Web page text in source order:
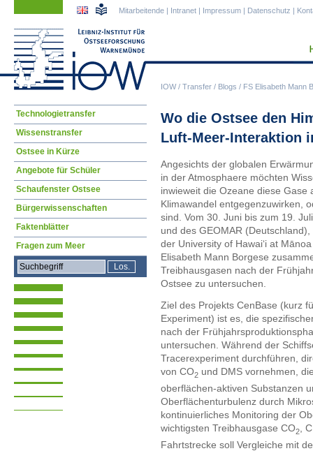
IOW/ Transfer / Blogs / FS Elisabeth Mann
Mitarbeitende | Intranet | Impressum | Datenschutz |
Wo die Ostsee den
Luft-Meer-Interaktion
Angesichts der globalen
in der Atmosphaere möchten
inwieweit die Ozeane diese
Klimawandel entgegenzuwirken,
sind. Vom 30. Juni bis zum 19.
und des GEOMAR
der University of Hawaiʻi at
Elisabeth Mann Borgese
Treibhausgasen nach der
Ostsee zu untersuchen.
Ziel des Projekts CenBase (kurz
Experiment) ist es, die
nach der
untersuchen. Während der
Tracerexperiment durchführen,
von CO2 und DMS vornehmen,
oberflächen-aktiven Substanzen
Oberflächenturbulenz durch
kontinuierliches Monitoring der
wichtigsten Treibhausgase CO2
,
Fahrtstrecke soll Vergleiche mit
Navigation
überspringen
Technologietransfer
Wissenstransfer
Ostsee in Kürze
Angebote für Schüler
Schaufenster Ostsee
Bürgerwissenschaften
Faktenblätter
Fragen zum Meer